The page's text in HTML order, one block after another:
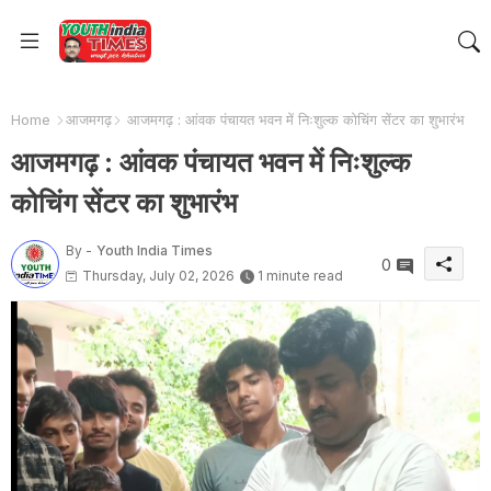
Home आजमगढ़ आजमगढ़ : आंवक पंचायत भवन में निःशुल्क कोचिंग सेंटर का शुभारंभ
आजमगढ़ : आंवक पंचायत भवन में निःशुल्क
कोचिंग सेंटर का शुभारंभ
By - Youth India Times
Thursday, July 02, 2026
1 minute read
0